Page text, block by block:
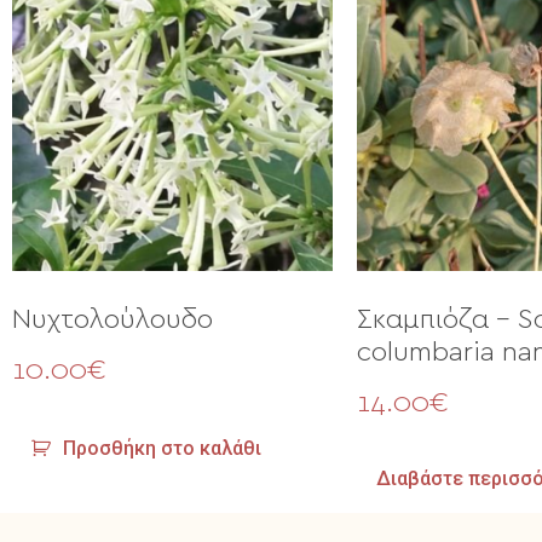
Νυχτολούλουδο
10.00€
Προσθήκη στο καλάθι
Σκαμπιόζα –
columbaria
14.00€
Διαβάστε